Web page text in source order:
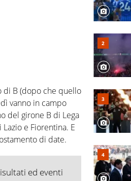
di B (dopo che quello
vanno in campo
del girone B di Lega
Lazio e Fiorentina. E
di date.
ed eventi